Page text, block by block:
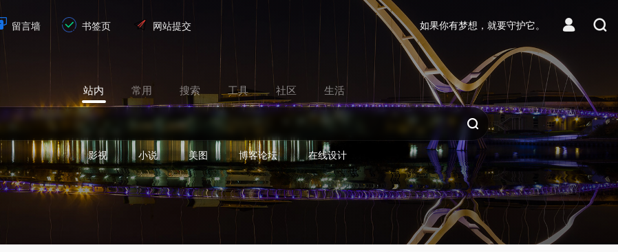
留言墙 书签页 网站提交 如果你有梦想，就要守护它。
站内 常用 搜索 工具 社区 生活
影视 小说 美图 博客论坛 在线设计